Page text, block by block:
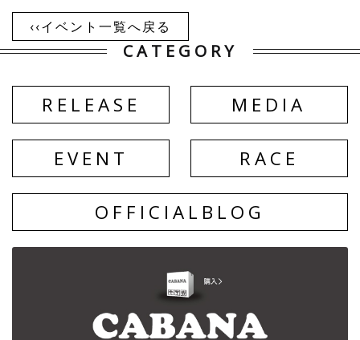
‹‹イベント一覧へ戻る
CATEGORY
RELEASE MEDIA
EVENT RACE
BLOG